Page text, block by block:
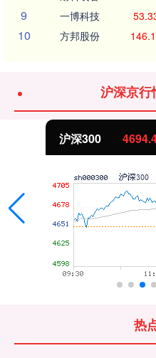
9 一博科技
10 方邦股份
沪深京行
沪深300 4694.44
热